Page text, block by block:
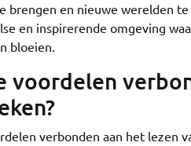
brengen en nieuwe werelden
en inspirerende omgeving
bloeien.
voordelen
verbonden aan het lezen